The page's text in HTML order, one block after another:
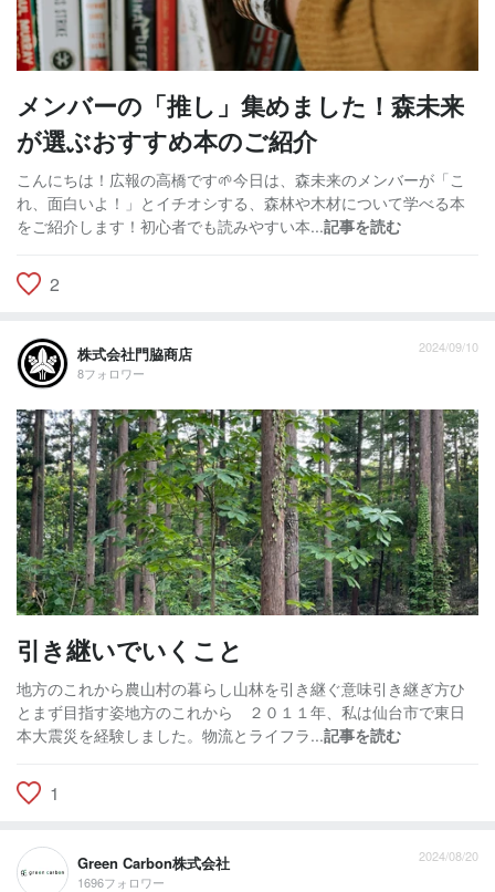
メンバーの「推し」集めました！森未来
が選ぶおすすめ本のご紹介
こんにちは！広報の高橋です🌱今日は、森未来のメンバーが「こ
れ、面白いよ！」とイチオシする、森林や木材について学べる本
をご紹介します！初心者でも読みやすい本...記事を読む
2
株式会社門脇商店
8フォロワー
2024/09/10
引き継いでいくこと
地方のこれから農山村の暮らし山林を引き継ぐ意味引き継ぎ方ひ
とまず目指す姿地方のこれから ２０１１年、私は仙台市で東日
本大震災を経験しました。物流とライフラ...記事を読む
1
Green Carbon株式会社
1696フォロワー
2024/08/20